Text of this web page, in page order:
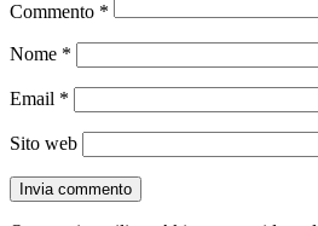
Commento *
Nome *
Email *
Sito web